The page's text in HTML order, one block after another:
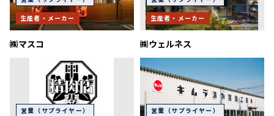
生産者・メーカー
㈱マスコ
生産者・メーカー
㈱ウェルネス
営業（サプライヤー） 営業（サプライヤー）